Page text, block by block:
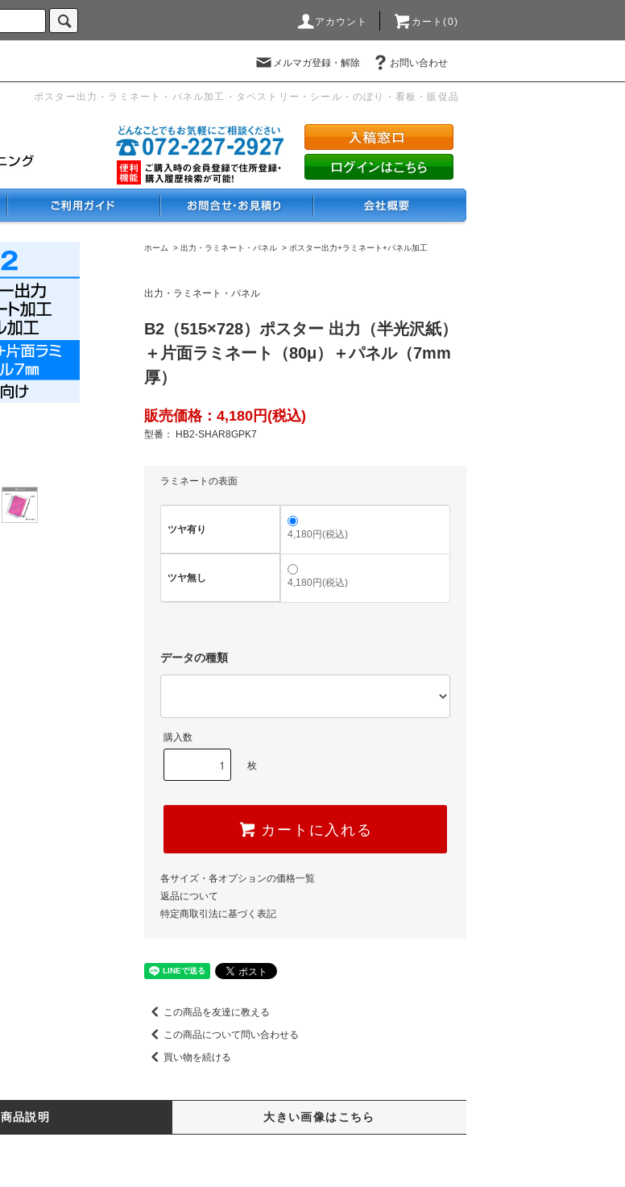
アカウント カート(0)
メルマガ登録・解除 お問い合わせ
ポスター出力・ラミネート・パネル加工・タペストリー・シール・のぼり・看板・販促品
ホーム > 出力・ラミネート・パネル > ポスター出力+ラミネート+パネル加工
出力・ラミネート・パネル
B2（515×728）ポスター 出力（半光沢紙）
＋片面ラミネート（80μ）＋パネル（7mm
厚）
販売価格：4,180円(税込)
型番： HB2-SHAR8GPK7
ラミネートの表面
ツヤ有り 4,180円(税込)
ツヤ無し 4,180円(税込)
データの種類
購入数
枚
カートに入れる
各サイズ・各オプションの価格一覧
返品について
特定商取引法に基づく表記
この商品を友達に教える
この商品について問い合わせる
買い物を続ける
商品説明 大きい画像はこちら